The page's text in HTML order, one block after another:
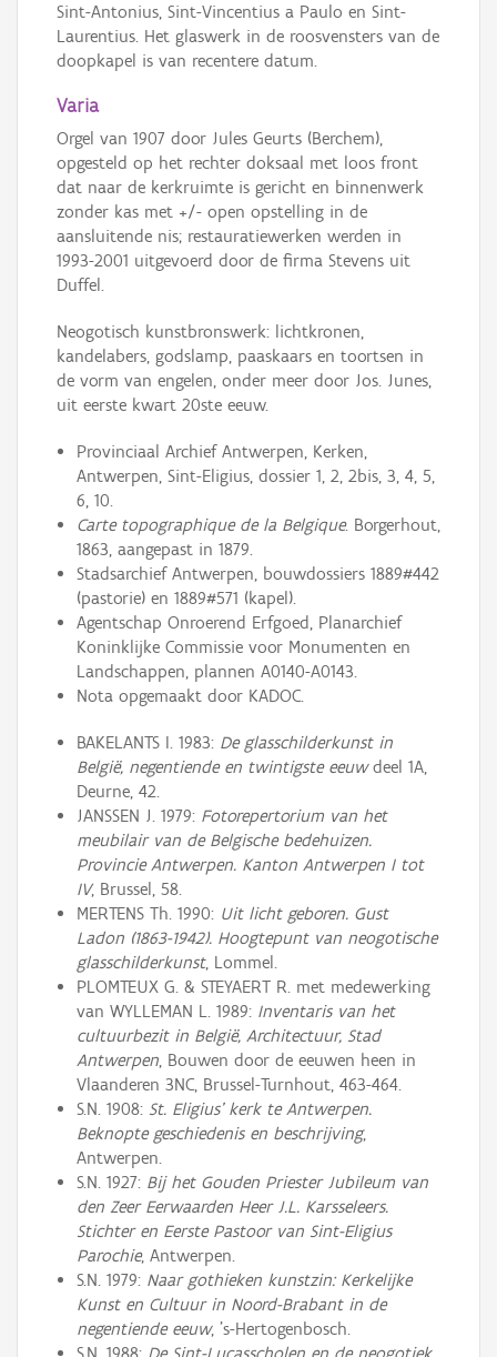
Sint-Antonius, Sint-Vincentius a Paulo en Sint-
Laurentius. Het glaswerk in de roosvensters van de
doopkapel is van recentere datum.
Varia
Orgel van 1907 door Jules Geurts (Berchem),
opgesteld op het rechter doksaal met loos front
dat naar de kerkruimte is gericht en binnenwerk
zonder kas met +/- open opstelling in de
aansluitende nis; restauratiewerken werden in
1993-2001 uitgevoerd door de firma Stevens uit
Duffel.
Neogotisch kunstbronswerk: lichtkronen,
kandelabers, godslamp, paaskaars en toortsen in
de vorm van engelen, onder meer door Jos. Junes,
uit eerste kwart 20ste eeuw.
Provinciaal Archief Antwerpen, Kerken,
Antwerpen, Sint-Eligius, dossier 1, 2, 2bis, 3, 4, 5,
6, 10.
Carte topographique de la Belgique. Borgerhout,
1863, aangepast in 1879.
Stadsarchief Antwerpen, bouwdossiers 1889#442
(pastorie) en 1889#571 (kapel).
Agentschap Onroerend Erfgoed, Planarchief
Koninklijke Commissie voor Monumenten en
Landschappen, plannen A0140-A0143.
Nota opgemaakt door KADOC.
BAKELANTS I. 1983: De glasschilderkunst in
België, negentiende en twintigste eeuwdeel 1A,
Deurne, 42.
JANSSEN J. 1979: Fotorepertorium van het
meubilair van de Belgische bedehuizen.
Provincie Antwerpen. Kanton Antwerpen I tot
IV, Brussel, 58.
MERTENS Th. 1990: Uit licht geboren. Gust
Ladon (1863-1942). Hoogtepunt van neogotische
glasschilderkunst, Lommel.
PLOMTEUX G. & STEYAERT R. met medewerking
van WYLLEMAN L. 1989: Inventaris van het
cultuurbezit in België, Architectuur, Stad
Antwerpen, Bouwen door de eeuwen heen in
Vlaanderen 3NC, Brussel-Turnhout, 463-464.
S.N. 1908: St. Eligius’ kerk te Antwerpen.
Beknopte geschiedenis en beschrijving,
Antwerpen.
S.N. 1927: Bij het Gouden Priester Jubileum van
den Zeer Eerwaarden Heer J.L. Karsseleers.
Stichter en Eerste Pastoor van Sint-Eligius
Parochie, Antwerpen.
S.N. 1979: Naar gothieken kunstzin: Kerkelijke
Kunst en Cultuur in Noord-Brabant in de
negentiende eeuw, ’s-Hertogenbosch.